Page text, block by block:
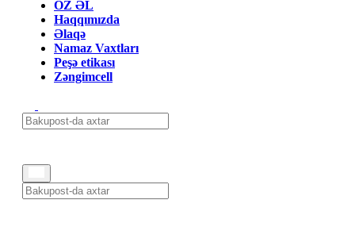
ÖZ ƏL
Haqqımızda
Əlaqə
Namaz Vaxtları
Peşə etikası
Zəngimcell